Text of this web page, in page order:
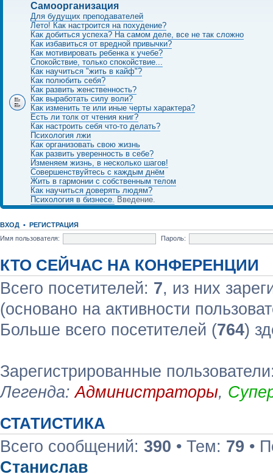
Самоорганизация
Для будущих преподавателей
Лето! Как настроится на похудение?
Как добиться успеха? На самом деле, все не так сложно
Как избавиться от вредной привычки?
Как мотивировать ребенка к учебе?
Спокойствие, только спокойствие...
Как научиться "жить в кайф"?
Как полюбить себя?
Как развить женственность?
Как выработать силу воли?
Как изменить те или иные черты характера?
Есть ли толк от чтения книг?
Как настроить себя что-то делать?
Психология лжи
Как организовать свою жизнь
Как развить уверенность в себе?
Изменяем жизнь, в несколько шагов!
Совершенствуйтесь с каждым днём
Жить в гармонии с собственным телом
Как научиться доверять людям?
Психология в бизнесе. Введение.
ВХОД • РЕГИСТРАЦИЯ
Имя пользователя:
Пароль:
КТО СЕЙЧАС НА КОНФЕРЕНЦИИ
Всего посетителей: 7, из них
(основано на активности
Больше всего посетителей (764)
Зарегистрированные
Легенда:Администраторы,
СТАТИСТИКА
Всего сообщений: 390 • Тем: 79 •
Станислав